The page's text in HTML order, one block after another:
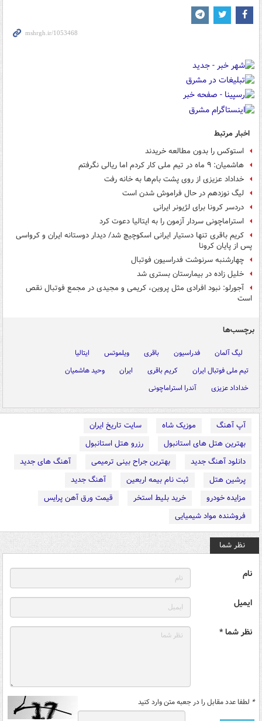
اخبار مرتبط
استوکس را بدون مطالعه خریدند
هاشمیان: ۹ ماه در تیم ملی کار کردم اما ریالی نگرفتم
خداداد عزیزی از روی پشت بام‌ها به خانه رفت
لیگ نوزدهم در حال فراموش شدن است
دردسر کرونا برای لژیونر ایرانی
استراماچونی سردار آزمون را به ایتالیا دعوت کرد
کریم باقری تنها دستیار ایرانی اسکوچیچ شد/ دیدار دوستانه ایران و کرواسی
پس از پایان کرونا
چهارشنبه سرنوشت فدراسیون فوتبال
خلیل زاده در بیمارستان بستری شد
آجورلو: نبود افرادی مثل پروین، کریمی و مجیدی در مجمع فوتبال نقص
است
برچسب‌ها
لیگ آلمان فدراسیون باقری ویلموتس
ایتالیا
تیم ملی فوتبال ایران
کریم باقری ایران
وحید هاشمیان
خداداد عزیزی
آندرا استراماچونی
آپ آهنگ موزیک شاه
سایت تاریخ ایران
بهترین هتل های استانبول
رزرو هتل استانبول
دانلود آهنگ جدید
بهترین جراح بینی ترمیمی
آهنگ های جدید
پرشین هتل
ثبت نام بیمه اربعین
آهنگ جدید
مزایده خودرو
خرید بلیط استخر
قیمت ورق آهن پرایس
فروشنده مواد شیمیایی
نظر شما
نام
ایمیل
نظر شما *
* لطفا عدد مقابل را در جعبه متن وارد کنید